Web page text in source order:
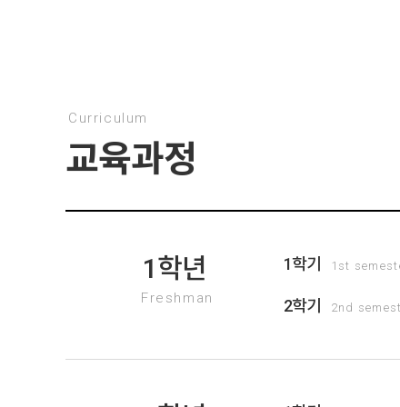
Curriculum
교육과정
1학년
Freshman
1학기 1st
2학기 2nd